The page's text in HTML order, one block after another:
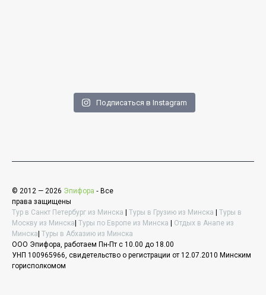
Подписаться в Instagram
© 2012 — 2026 Эпифора ‐ Все
права защищены
Тур в Санкт Петербург из Минска | Туры в Грузию из Минска | Туры в
Москву из Минска| Туры по Европе из Минска | Отдых в Анапе из
Минска| Туры в Абхазию из Минска
ООО Эпифора, работаем Пн-Пт с 10.00 до 18.00
УНП 100965966, свидетельство о регистрации от 12.07.2010 Минским
горисполкомом